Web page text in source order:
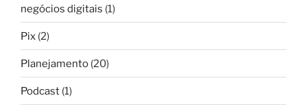
negócios digitais (1)
Pix (2)
Planejamento (20)
Podcast (1)